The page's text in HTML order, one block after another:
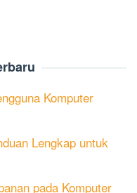
Komputer
Lengkap untuk
pada Komputer